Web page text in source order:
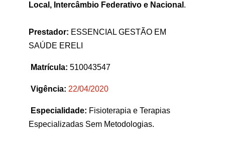
Local, Intercâmbio Federativo e Nacional .
Prestador: ESSENCIAL GESTÃO EM
SAÚDE ERELI
Matrícula: 510043547
Vigência: 22/04/2020
Especialidade: Fisioterapia e Terapias
Especializadas Sem Metodologias.